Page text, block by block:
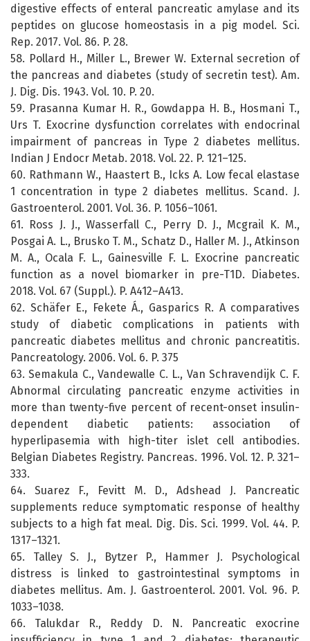
digestive effects of enteral pancreatic amylase and its
peptides on glucose homeostasis in a pig model. Sci.
Rep. 2017. Vol. 86. P. 28.
58. Pollard H., Miller L., Brewer W. External secretion of
the pancreas and diabetes (study of secretin test). Am.
J. Dig. Dis. 1943. Vol. 10. P. 20.
59. Prasanna Kumar H. R., Gowdappa H. B., Hosmani T.,
Urs T. Exocrine dysfunction correlates with endocrinal
impairment of pancreas in Type 2 diabetes mellitus.
Indian J Endocr Metab. 2018. Vol. 22. P. 121–125.
60. Rathmann W., Haastert B., Icks A. Low fecal elastase
1 concentration in type 2 diabetes mellitus. Scand. J.
Gastroenterol. 2001. Vol. 36. P. 1056–1061.
61. Ross J. J., Wasserfall C., Perry D. J., Mcgrail K. M.,
Posgai A. L., Brusko T. M., Schatz D., Haller M. J., Atkinson
M. A., Ocala F. L., Gainesville F. L. Exocrine pancreatic
function as a novel biomarker in pre-T1D. Diabetes.
2018. Vol. 67 (Suppl.). P. A412–A413.
62. Schäfer E., Fekete Á., Gasparics R. A comparatives
study of diabetic complications in patients with
pancreatic diabetes mellitus and chronic pancreatitis.
Pancreatology. 2006. Vol. 6. P. 375
63. Semakula C., Vandewalle C. L., Van Schravendijk C. F.
Abnormal circulating pancreatic enzyme activities in
more than twenty-five percent of recent-onset insulin-
dependent diabetic patients: association of
hyperlipasemia with high-titer islet cell antibodies.
Belgian Diabetes Registry. Pancreas. 1996. Vol. 12. P. 321–
333.
64. Suarez F., Fevitt M. D., Adshead J. Pancreatic
supplements reduce symptomatic response of healthy
subjects to a high fat meal. Dig. Dis. Sci. 1999. Vol. 44. P.
1317–1321.
65. Talley S. J., Bytzer P., Hammer J. Psychological
distress is linked to gastrointestinal symptoms in
diabetes mellitus. Am. J. Gastroenterol. 2001. Vol. 96. P.
1033–1038.
66. Talukdar R., Reddy D. N. Pancreatic exocrine